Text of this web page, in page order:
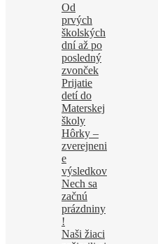
Od
prvých
školských
dní až po
posledný
zvonček
Prijatie
detí do
Materskej
školy
Hôrky –
zverejneni
e
výsledkov
Nech sa
začnú
prázdniny
!
Naši žiaci